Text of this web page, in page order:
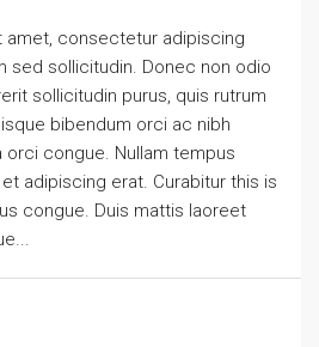
amet, consectetur adipiscing
sed sollicitudin. Donec non odio
sollicitudin purus, quis rutrum
bibendum orci ac nibh
orci congue. Nullam tempus
adipiscing erat. Curabitur this is
congue. Duis mattis laoreet